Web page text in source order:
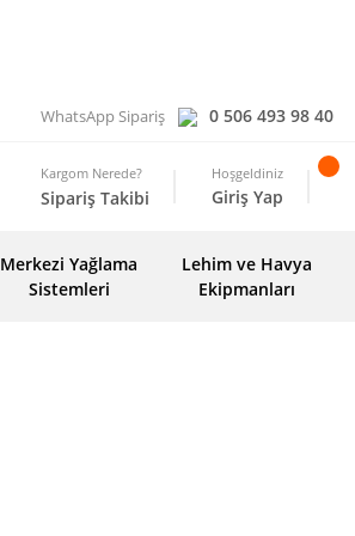
WhatsApp Sipariş 0 506 493 98 40
Kargom Nerede?
Sipariş Takibi
Hoşgeldiniz
Giriş Yap
Merkezi Yağlama
Sistemleri
Lehim ve Havya
Ekipmanları